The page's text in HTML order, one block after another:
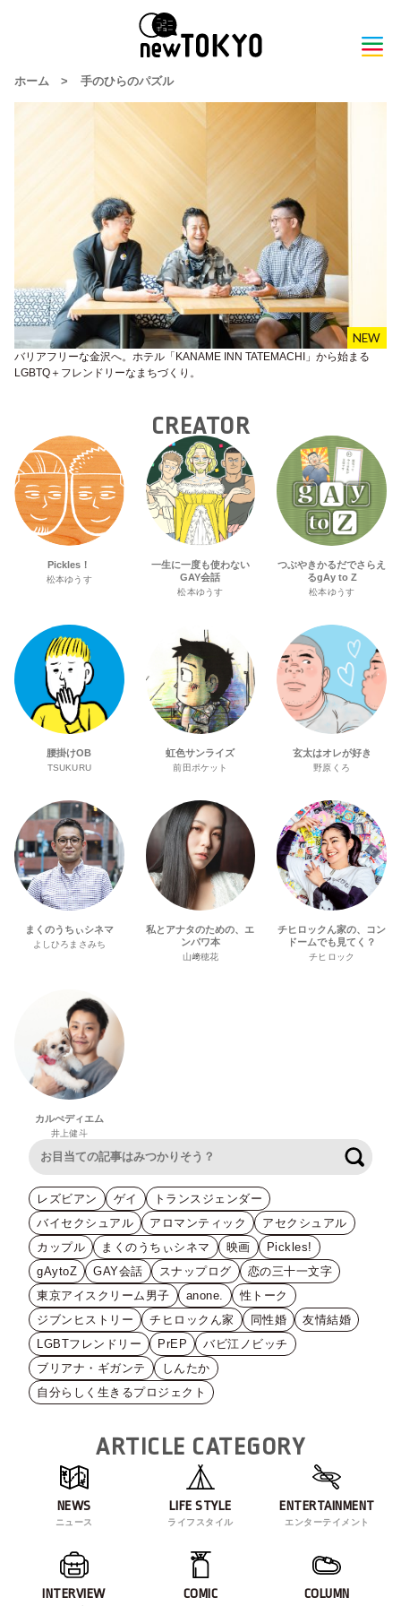
ホーム > 手のひらのパズル
バリアフリーな金沢へ。ホテル「KANAME INN TATEMACHI」から始まる
LGBTQ＋フレンドリーなまちづくり。
CREATOR
Pickles！
松本ゆうす
一生に一度も使わない
GAY会話
松本ゆうす
つぶやきかるだでさらえ
るgAy to Z
松本ゆうす
腰掛けOB
TSUKURU
虹色サンライズ
前田ポケット
玄太はオレが好き
野原くろ
まくのうちぃシネマ
よしひろまさみち
私とアナタのための、エ
ンパワ本
山﨑穂花
チヒロックん家の、コン
ドームでも見てく？
チヒロック
カルぺディエム
井上健斗
レズビアン ゲイ
トランスジェンダー
バイセクシュアル
アロマンティック
アセクシュアル
カップル
まくのうちぃシネマ 映画
Pickles!
gAytoZ
GAY会話 スナップログ
恋の三十一文字
東京アイスクリーム男子
anone.
性トーク
ジブンヒストリー
チヒロックん家 同性婚
友情結婚
LGBTフレンドリー
PrEP
バビ江ノビッチ
ブリアナ・ギガンテ
しんたか
自分らしく生きるプロジェクト
ARTICLE CATEGORY
NEWS
ニュース
LIFE STYLE
ライフスタイル
ENTERTAINMENT
エンターテイメント
INTERVIEW COMIC COLUMN